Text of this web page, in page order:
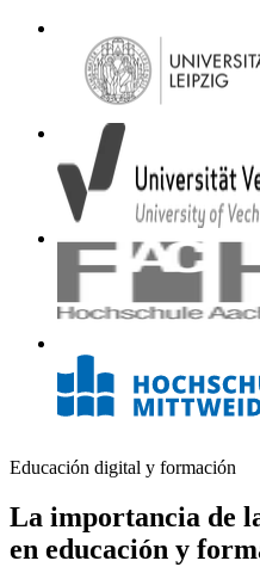
Educación digital y formación
La importancia de
en educación y